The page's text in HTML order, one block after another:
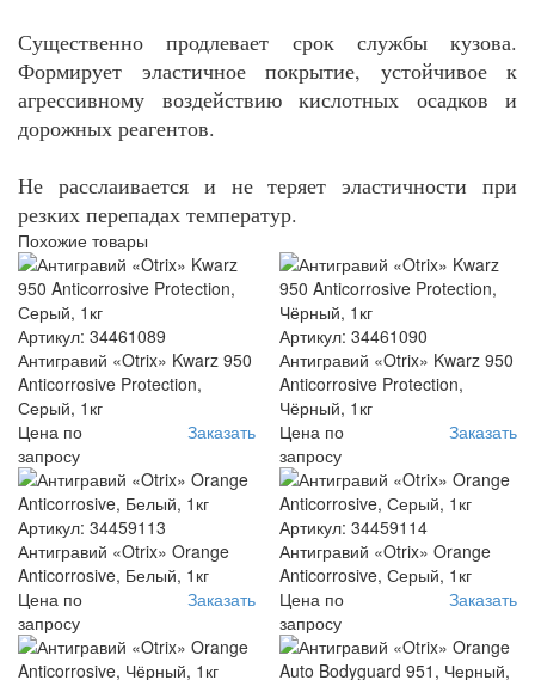
Существенно продлевает срок службы кузова.
Формирует эластичное покрытие, устойчивое к
агрессивному воздействию кислотных осадков и
дорожных реагентов.
Не расслаивается и не теряет эластичности при
резких перепадах температур.
Похожие товары
Артикул: 34461089
Антигравий «Otrix» Kwarz 950
Anticorrosive Protection,
Серый, 1кг
Цена по
запросу
Заказать
Артикул: 34461090
Антигравий «Otrix» Kwarz 950
Anticorrosive Protection,
Чёрный, 1кг
Цена по
запросу
Заказать
Артикул: 34459113
Антигравий «Otrix» Orange
Anticorrosive, Белый, 1кг
Цена по
запросу
Заказать
Артикул: 34459114
Антигравий «Otrix» Orange
Anticorrosive, Серый, 1кг
Цена по
запросу
Заказать